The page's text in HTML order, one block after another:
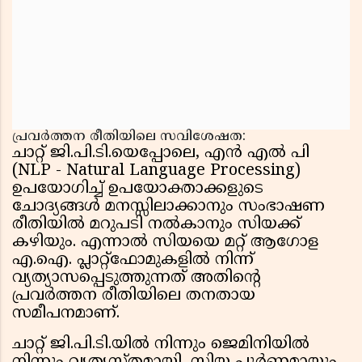
പ്രവർത്തന രീതിയിലെ സവിശേഷത:
ചാറ്റ് ജി.പി.ടി.യെപ്പോലെ, എൻ എൽ പി
(NLP - Natural Language Processing)
ഉപയോഗിച്ച് ഉപയോക്താക്കളുടെ
ചോദ്യങ്ങൾ മനസ്സിലാക്കാനും സംഭാഷണ
രീതിയിൽ മറുപടി നൽകാനും സിയക്ക്
കഴിയും. എന്നാൽ സിയയെ മറ്റ് ആഗോള
എ.ഐ. പ്ലാറ്റ്‌ഫോമുകളിൽ നിന്ന്
വ്യത്യാസപ്പെടുത്തുന്നത് അതിന്റെ
പ്രവർത്തന രീതിയിലെ തനതായ
സമീപനമാണ്.
ചാറ്റ് ജി.പി.ടി.യിൽ നിന്നും ജെമിനിയിൽ